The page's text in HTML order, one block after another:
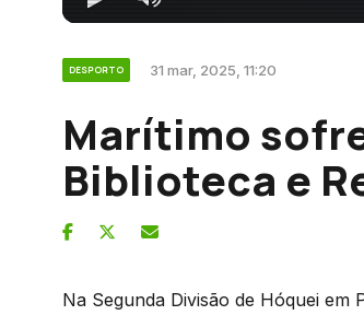
DESPORTO 31 mar, 2025, 11:20
Marítimo
Biblioteca e
Na Segunda Divisão de Hóquei